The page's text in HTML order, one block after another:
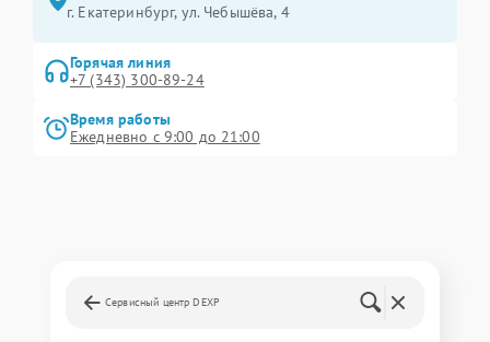
г. Екатеринбург, ул. Чебышёва, 4
Горячая линия
+7 (343) 300-89-24
Время работы
Ежедневно с 9:00 до 21:00
Сервисный центр DEXP